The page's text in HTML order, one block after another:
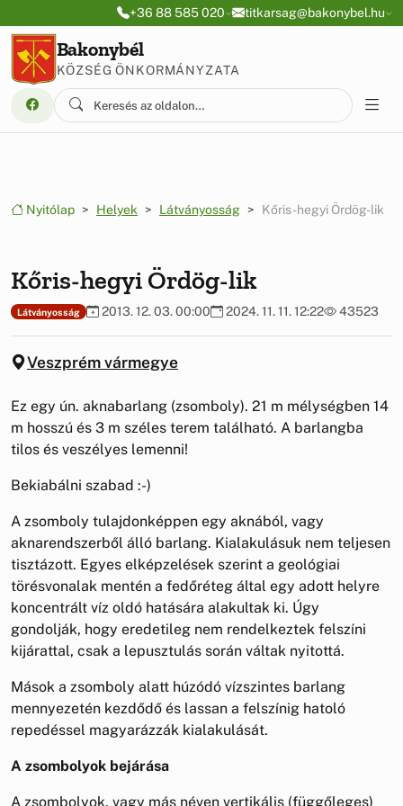
Ugrás a menüre
Ugrás a tartalomra+36 88 585 020 titkarsag@bakonybel.hu
Bakonybél
KÖZSÉG ÖNKORMÁNYZATA
Nyitólap Helyek Látványosság Kőris-hegyi Ördög-lik
Kőris-hegyi Ördög-lik
Látványosság 2013. 12. 03. 00:00 2024. 11. 11. 12:22 43523
Veszprém vármegye
Ez egy ún. aknabarlang (zsomboly). 21 m mélységben 14
m hosszú és 3 m széles terem található. A barlangba
tilos és veszélyes lemenni!
Bekiabálni szabad :-)
A zsomboly tulajdonképpen egy aknából, vagy
aknarendszerből álló barlang. Kialakulásuk nem teljesen
tisztázott. Egyes elképzelések szerint a geológiai
törésvonalak mentén a fedőréteg által egy adott helyre
koncentrált víz oldó hatására alakultak ki. Úgy
gondolják, hogy eredetileg nem rendelkeztek felszíni
kijárattal, csak a lepusztulás során váltak nyitottá.
Mások a zsomboly alatt húzódó vízszintes barlang
mennyezetén kezdődő és lassan a felszínig hatoló
repedéssel magyarázzák kialakulását.
A zsombolyok bejárása
A zsombolyok, vagy más néven vertikális (függőleges)